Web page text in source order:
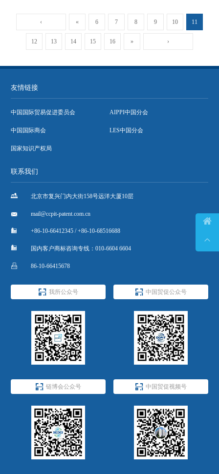
‹ « 6 7 8 9 10 11
12 13 14 15 16 » ›
友情链接
中国国际贸易促进委员会 AIPPI中国分会
中国国际商会 LES中国分会
国家知识产权局
联系我们
 北京市复兴门内大街158号远洋大厦10层
 mail@ccpit-patent.com.cn
 +86-10-66412345 / +86-10-68516688
 国内客户商标咨询专线：010-6604 6604
 86-10-66415678
 我所公众号  中国贸促公众号
 链博会公众号  中国贸促视频号

